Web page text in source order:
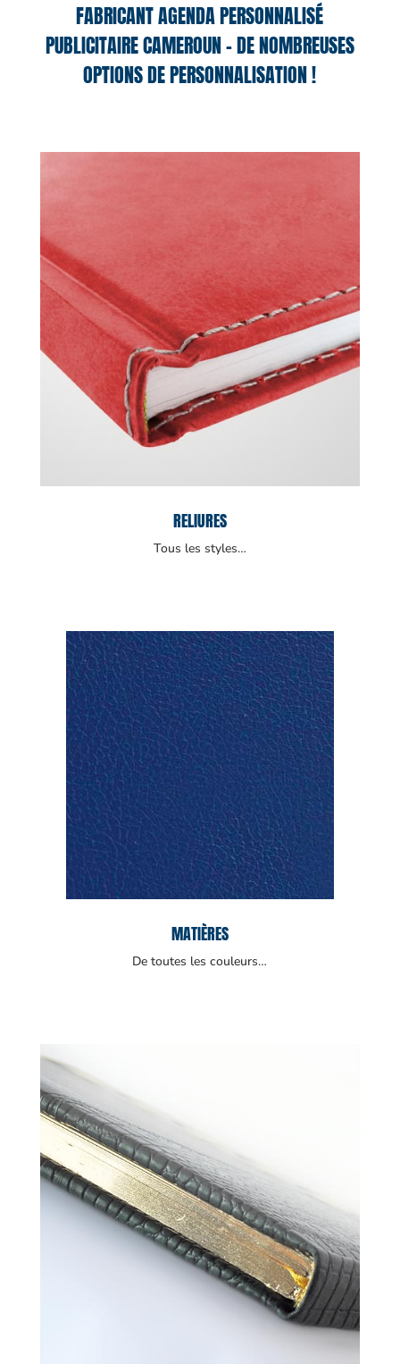
FABRICANT AGENDA PERSONNALISÉ
PUBLICITAIRE CAMEROUN – DE NOMBREUSES
OPTIONS DE PERSONNALISATION !
RELIURES
Tous les styles…
MATIÈRES
De toutes les couleurs…